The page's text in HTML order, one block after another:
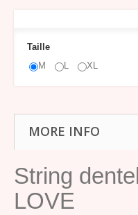
Taille
M
L XL
MORE INFO
String
LOVE